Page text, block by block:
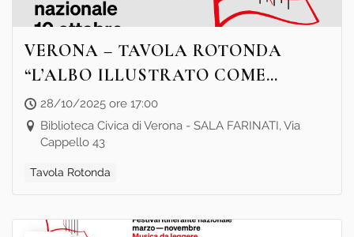
VERONA – TAVOLA ROTONDA
“L’ALBO ILLUSTRATO COME
STRUMENTO DI PACE
ATTRAVERSO L’ARTE E LA
MUSICA”
28/10/2025 ore 17:00
Biblioteca Civica di Verona - SALA FARINATI, Via
Cappello 43
Tavola Rotonda